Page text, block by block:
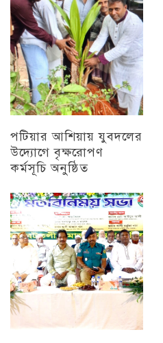
পটিয়ার আশিয়ায় যুবদলের
উদ্যোগে বৃক্ষরোপণ
কর্মসূচি অনুষ্ঠিত
অন্যান্য